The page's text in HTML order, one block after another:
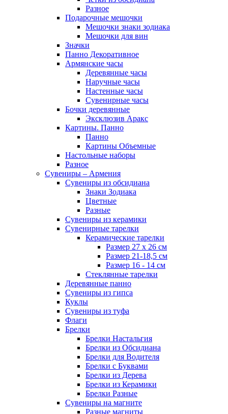
Разное
Подарочные мешочки
Мешочки знаки зодиака
Мешочки для вин
Значки
Панно Декоративное
Армянские часы
Деревянные часы
Наручные часы
Настенные часы
Сувенирные часы
Бочки деревянные
Эксклюзив Аракс
Картины. Панно
Панно
Картины Объемные
Настольные наборы
Разное
Сувениры – Армения
Сувениры из обсидиана
Знаки Зодиака
Цветные
Разные
Сувениры из керамики
Сувенирные тарелки
Керамические тарелки
Размер 27 х 26 см
Размер 21-18,5 см
Размер 16 - 14 см
Стеклянные тарелки
Деревянные панно
Сувениры из гипса
Куклы
Сувениры из туфа
Флаги
Брелки
Брелки Настальгия
Брелки из Обсидиана
Брелки для Водителя
Брелки с Буквами
Брелки из Дерева
Брелки из Керамики
Брелки Разные
Сувениры на магните
Разные магниты